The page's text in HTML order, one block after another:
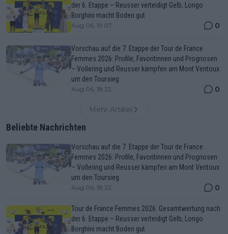
der 6. Etappe – Reusser verteidigt Gelb, Longo
Borghini macht Boden gut
Aug 06, 19:07 0
Vorschau auf die 7. Etappe der Tour de France
Femmes 2026: Profile, Favoritinnen und Prognosen
– Vollering und Reusser kämpfen am Mont Ventoux
um den Toursieg
Aug 06, 18:22 0
Mehr Artikel
Beliebte Nachrichten
Vorschau auf die 7. Etappe der Tour de France
Femmes 2026: Profile, Favoritinnen und Prognosen
– Vollering und Reusser kämpfen am Mont Ventoux
um den Toursieg
Aug 06, 18:22 0
Tour de France Femmes 2026: Gesamtwertung nach
der 6. Etappe – Reusser verteidigt Gelb, Longo
Borghini macht Boden gut